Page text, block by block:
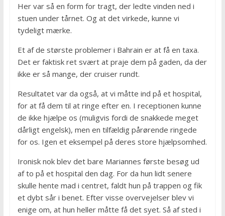
Her var så en form for tragt, der ledte vinden ned i
stuen under tårnet. Og at det virkede, kunne vi
tydeligt mærke.
Et af de største problemer i Bahrain er at få en taxa.
Det er faktisk ret svært at praje dem på gaden, da der
ikke er så mange, der cruiser rundt.
Resultatet var da også, at vi måtte ind på et hospital,
for at få dem til at ringe efter en. I receptionen kunne
de ikke hjælpe os (muligvis fordi de snakkede meget
dårligt engelsk), men en tilfældig pårørende ringede
for os. Igen et eksempel på deres store hjælpsomhed.
Ironisk nok blev det bare Mariannes første besøg ud
af to på et hospital den dag. For da hun lidt senere
skulle hente mad i centret, faldt hun på trappen og fik
et dybt sår i benet. Efter visse overvejelser blev vi
enige om, at hun heller måtte få det syet. Så af sted i